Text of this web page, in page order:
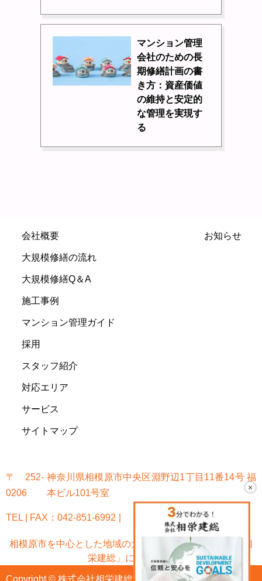
マンション管理
会社のための長
期修繕計画の書
き方：資産価値
の維持と安定的
な管理を実現す
る
×
会社概要
大規模修繕の流れ
大規模修繕Q＆A
施工事例
マンション管理ガイド
採用
スタッフ紹介
対応エリア
サービス
サイトマップ
お知らせ
〒252-
0206
神奈川県相模原市中央区淵野辺1丁目11番14号 福
本ビル101号室
TEL | FAX：042-851-6992
相模原市を中心とした地域の大規模修繕なら「株式会社相
栄建総」におまかせ!
Copyright © 株式会社相栄建総 All Rights Reserved.